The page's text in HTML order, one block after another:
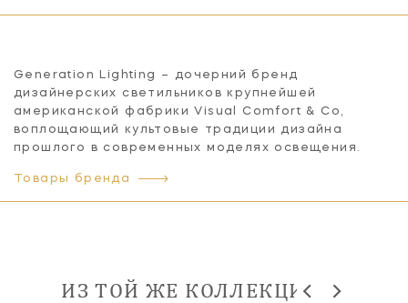
Generation Lighting – дочерний бренд
дизайнерских светильников крупнейшей
американской фабрики Visual Comfort & Co,
воплощающий культовые традиции дизайна
прошлого в современных моделях освещения.
Товары бренда
ИЗ ТОЙ ЖЕ КОЛЛЕКЦИИ